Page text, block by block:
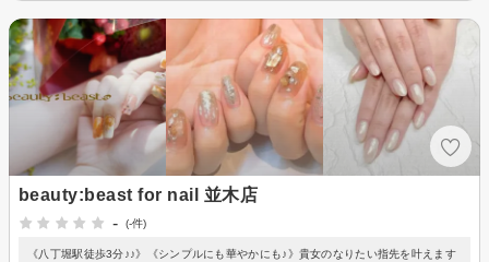
beauty:beast for nail 並木店
-
(-件)
《八丁堀駅徒歩3分♪♪》《シンプルにも華やかにも♪》貴女のなりたい指先を叶えます